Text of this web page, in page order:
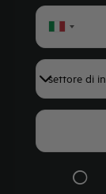
Italy